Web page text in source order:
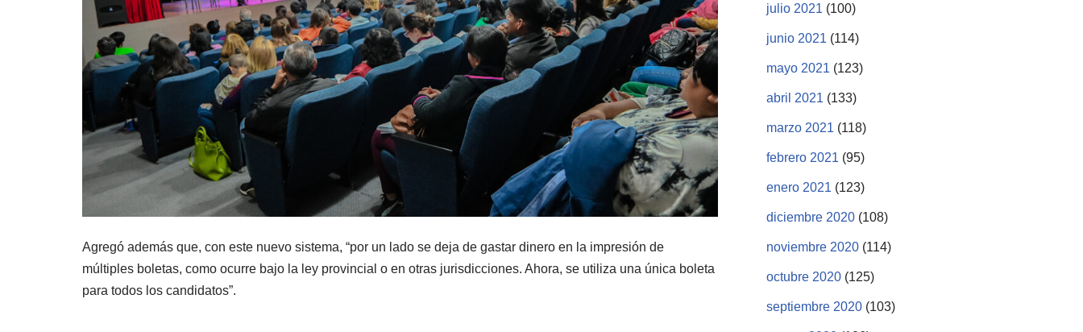
Agregó además que, con este nuevo sistema, “por un lado se deja de gastar dinero en la impresión de
múltiples boletas, como ocurre bajo la ley provincial o en otras jurisdicciones. Ahora, se utiliza una única boleta
para todos los candidatos”.
julio 2021 (100)
junio 2021 (114)
mayo 2021 (123)
abril 2021 (133)
marzo 2021 (118)
febrero 2021 (95)
enero 2021 (123)
diciembre 2020 (108)
noviembre 2020 (114)
octubre 2020 (125)
septiembre 2020 (103)